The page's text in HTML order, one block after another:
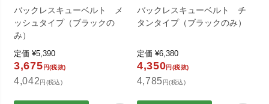
バックレスキューベルト メ
ッシュタイプ（ブラックの
み）
定価 ¥5,390
3,675 円(税抜)
4,042円(税込)
バックレスキューベルト チ
タンタイプ（ブラックのみ）
定価 ¥6,380
4,350円(税抜)
4,785円(税込)